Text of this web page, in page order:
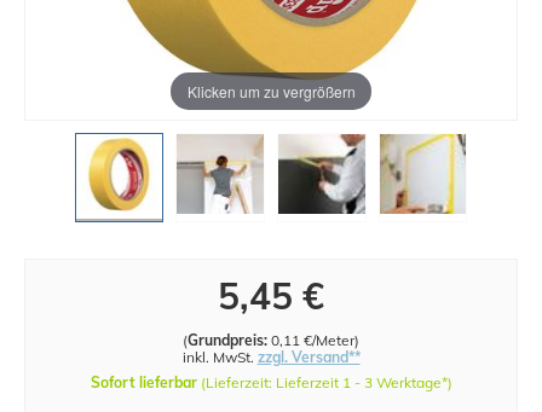
Klicken um zu vergrößern
5,45 €
(Grundpreis: 0,11 €/Meter)
inkl. MwSt. zzgl. Versand**
Sofort lieferbar (Lieferzeit: Lieferzeit 1 - 3 Werktage*)